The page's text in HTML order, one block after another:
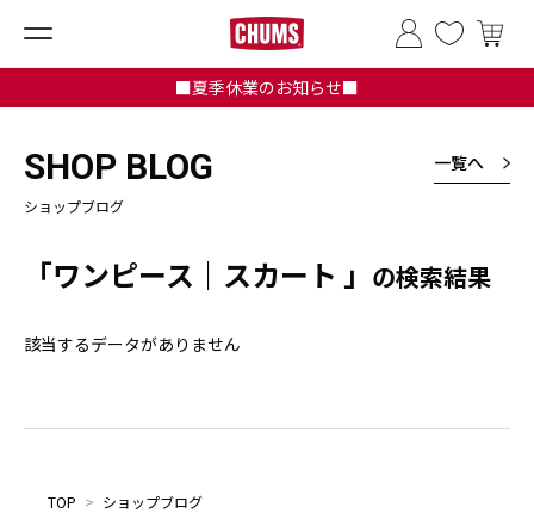
■夏季休業のお知らせ■
SHOP BLOG
ショップブログ
一覧へ
「ワンピース｜スカート 」 の検索結果
該当するデータがありません
TOP > ショップブログ